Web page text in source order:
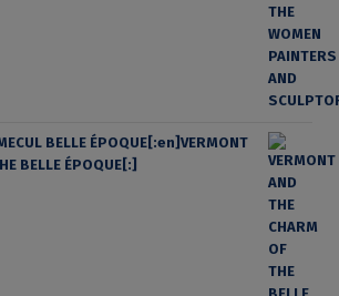
BELLE ÉPOQUE[:en]VERMONT
BELLE ÉPOQUE[:]